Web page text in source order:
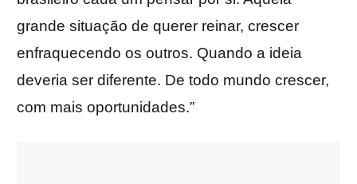
grande situação de querer reinar, crescer
enfraquecendo os outros. Quando a ideia
deveria ser diferente. De todo mundo crescer,
com mais oportunidades.”